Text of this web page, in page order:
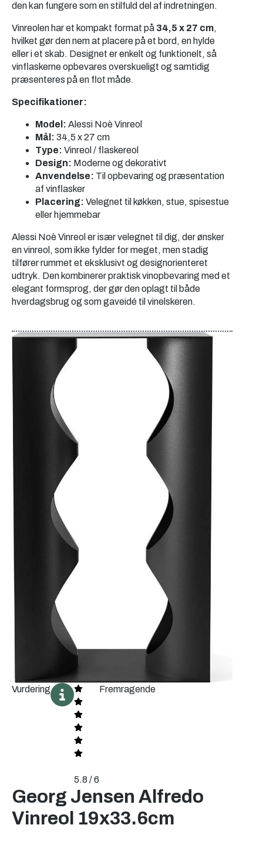
den kan fungere som en stilfuld del af indretningen.
Vinreolen har et kompakt format på 34,5 x 27 cm,
hvilket gør den nem at placere på et bord, en hylde
eller i et skab. Designet er enkelt og funktionelt, så
vinflaskerne opbevares overskueligt og samtidig
præsenteres på en flot måde.
Specifikationer:
Model: Alessi Noè Vinreol
Mål: 34,5 x 27 cm
Type: Vinreol / flaskereol
Design: Moderne og dekorativt
Anvendelse: Til opbevaring og præsentation
af vinflasker
Placering: Velegnet til køkken, stue, spisestue
eller hjemmebar
Alessi Noè Vinreol er især velegnet til dig, der ønsker
en vinreol, som ikke fylder for meget, men stadig
tilfører rummet et eksklusivt og designorienteret
udtryk. Den kombinerer praktisk vinopbevaring med et
elegant formsprog, der gør den oplagt til både
hverdagsbrug og som gaveidé til vinelskeren.
Vurdering
5.8 / 6
Fremragende
Georg Jensen Alfredo
Vinreol 19x33.6cm